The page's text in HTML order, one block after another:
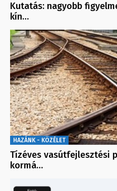
Kutatás: nagyobb
kín…
HAZÁNK - KÖZÉLET
Tízéves vasútfejlesztési
kormá…